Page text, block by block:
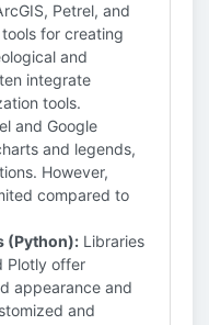
Petrel, and
for creating
and
integrate
tools.
and Google
and legends,
However,
compared to
(Python): Libraries
Plotly offer
appearance and
and